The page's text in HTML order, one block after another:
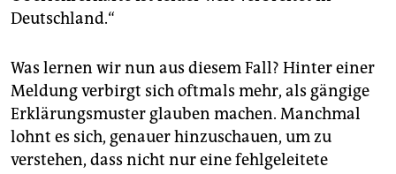
Deutschland.“
Was lernen wir nun aus diesem Fall? Hinter einer
Meldung verbirgt sich oftmals mehr, als gängige
Erklärungsmuster glauben machen. Manchmal
lohnt es sich, genauer hinzuschauen, um zu
verstehen, dass nicht nur eine fehlgeleitete